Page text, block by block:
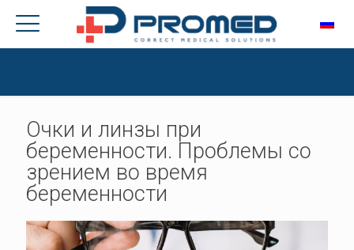
Очки и линзы при
беременности. Проблемы со
зрением во время
беременности